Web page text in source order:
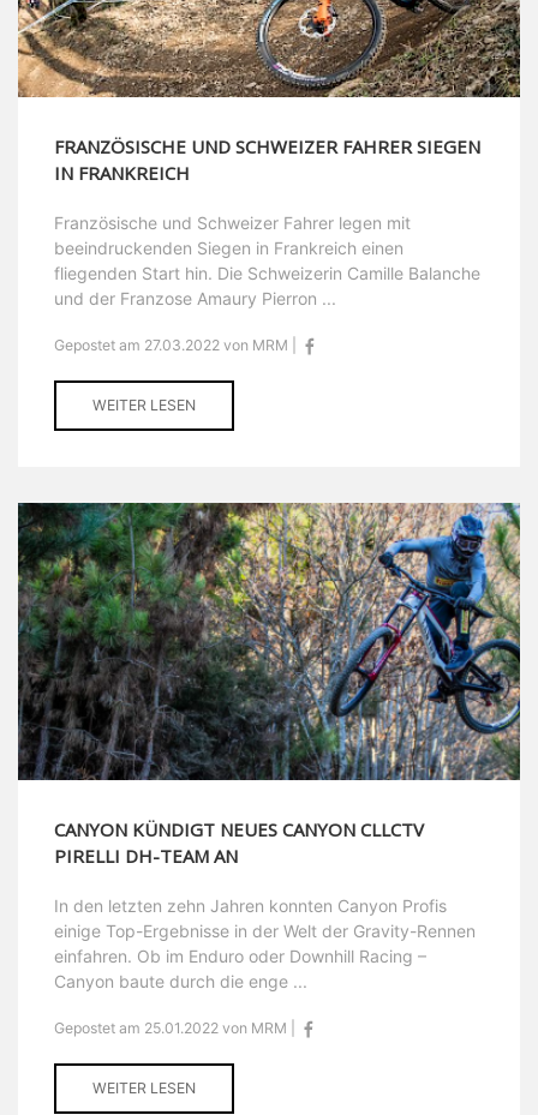
FRANZÖSISCHE UND SCHWEIZER FAHRER SIEGEN
IN FRANKREICH
Französische und Schweizer Fahrer legen mit
beeindruckenden Siegen in Frankreich einen
fliegenden Start hin. Die Schweizerin Camille Balanche
und der Franzose Amaury Pierron ...
Gepostet am 27.03.2022 von MRM |
WEITER LESEN
CANYON KÜNDIGT NEUES CANYON CLLCTV
PIRELLI DH-TEAM AN
In den letzten zehn Jahren konnten Canyon Profis
einige Top-Ergebnisse in der Welt der Gravity-Rennen
einfahren. Ob im Enduro oder Downhill Racing –
Canyon baute durch die enge ...
Gepostet am 25.01.2022 von MRM |
WEITER LESEN